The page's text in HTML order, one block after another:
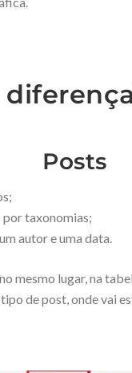
Posts
taxonomias;
autor e uma data.
mesmo lugar, na
de post, onde vai